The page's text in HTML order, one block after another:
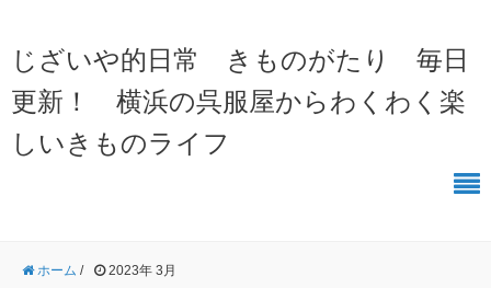
じざいや的日常 きものがたり 毎日
更新！ 横浜の呉服屋からわくわく楽
しいきものライフ
ホーム / 2023年 3月